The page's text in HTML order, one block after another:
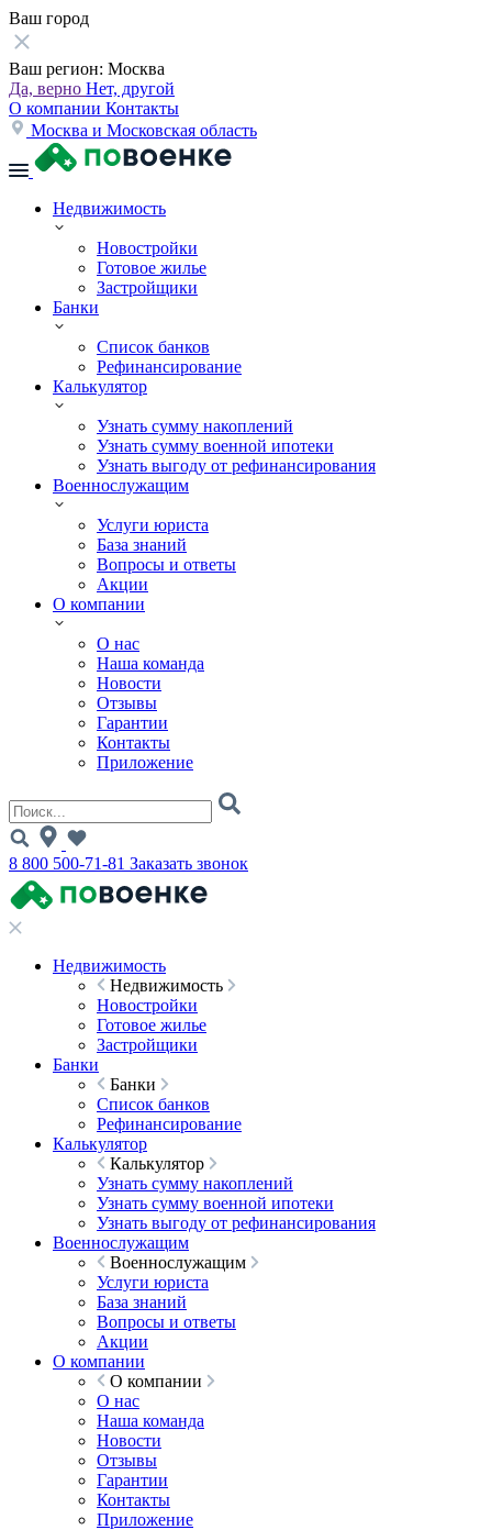
Ваш город
Ваш регион: Москва
Да, верно Нет, другой
О компании Контакты
Москва и Московская область
Недвижимость
Новостройки
Готовое жилье
Застройщики
Банки
Список банков
Рефинансирование
Калькулятор
Узнать сумму накоплений
Узнать сумму военной ипотеки
Узнать выгоду от рефинансирования
Военнослужащим
Услуги юриста
База знаний
Вопросы и ответы
Акции
О компании
О нас
Наша команда
Новости
Отзывы
Гарантии
Контакты
Приложение
8 800 500-71-81 Заказать звонок
Недвижимость
Недвижимость
Новостройки
Готовое жилье
Застройщики
Банки
Банки
Список банков
Рефинансирование
Калькулятор
Калькулятор
Узнать сумму накоплений
Узнать сумму военной ипотеки
Узнать выгоду от рефинансирования
Военнослужащим
Военнослужащим
Услуги юриста
База знаний
Вопросы и ответы
Акции
О компании
О компании
О нас
Наша команда
Новости
Отзывы
Гарантии
Контакты
Приложение